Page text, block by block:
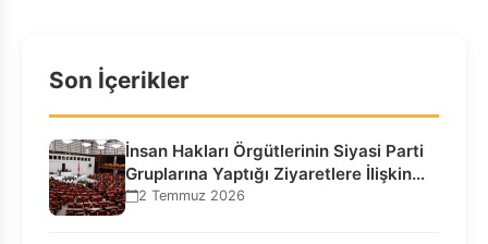
Son İçerikler
İnsan Hakları Örgütlerinin Siyasi Parti
Gruplarına Yaptığı Ziyaretlere İlişkin
Bilgilendirme…
2 Temmuz 2026